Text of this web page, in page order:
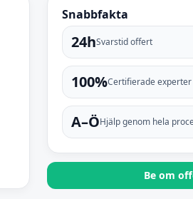
Snabbfakta
24hSvarstid offert
100%Certifierade experter
A–ÖHjälp genom hela
Be om